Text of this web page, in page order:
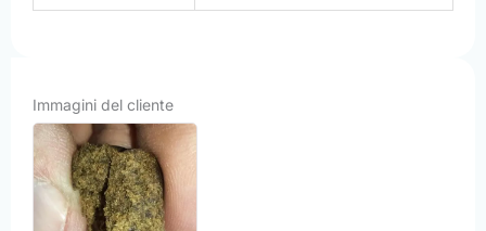
Immagini del cliente